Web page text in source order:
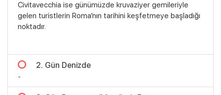
Civitavecchia ise günümüzde kruvaziyer gemileriyle
gelen turistlerin Roma’nın tarihini keşfetmeye başladığı
noktadır.
2. Gün Denizde
-